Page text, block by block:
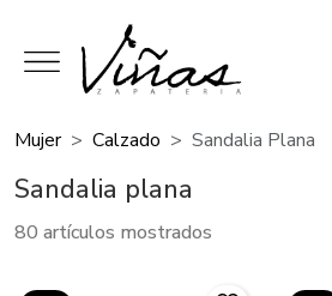
Mujer Calzado Sandalia Plana
Sandalia plana
80 artículos mostrados